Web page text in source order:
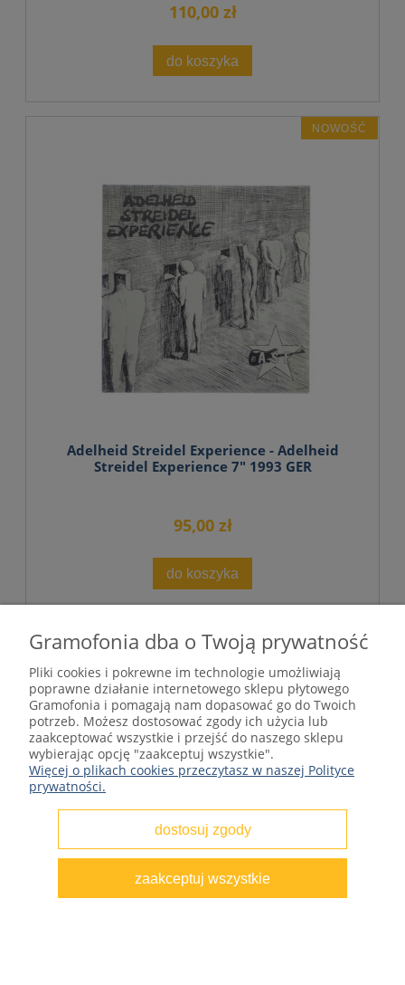
110,00 zł
do koszyka
Adelheid Streidel Experience - Adelheid
Streidel Experience 7" 1993 GER
95,00 zł
do koszyka
NOWOŚĆ
NOWOŚĆ
Gramofonia dba o Twoją prywatność
Pliki cookies i pokrewne im technologie umożliwiają
poprawne działanie internetowego sklepu płytowego
Gramofonia i pomagają nam dopasować go do Twoich
potrzeb. Możesz dostosować zgody ich użycia lub
zaakceptować wszystkie i przejść do naszego sklepu
wybierając opcję "zaakceptuj wszystkie".
Więcej o plikach cookies przeczytasz w naszej Polityce
prywatności.
dostosuj zgody
zaakceptuj wszystkie